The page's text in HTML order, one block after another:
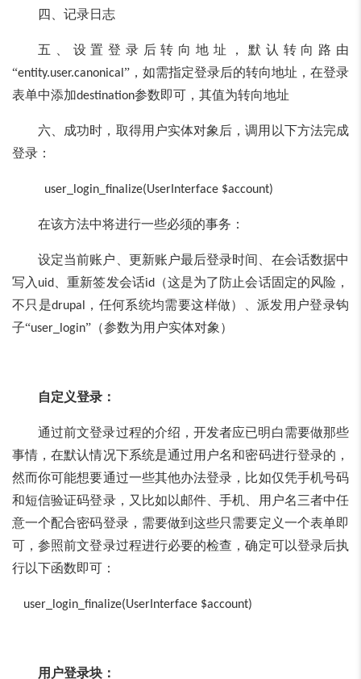
四、记录日志
五、设置登录后转向地址，默认转向路由
“entity.user.canonical ”，如需指定登录后的转向地址，在登录
表单中添加destination参数即可，其值为转向地址
六、成功时，取得用户实体对象后，调用以下方法完成
登录：
user_login_finalize(UserInterface $account)
在该方法中将进行一些必须的事务：
设定当前账户、更新账户最后登录时间、在会话数据中
写入 uid 、重新签发会话id（这是为了防止会话固定的风险，
不只是drupal
，任何系统均需要这样做）、派发用户登录钩
子“user_login”（参数为用户实体对象）
自定义登录：
通过前文登录过程的介绍，开发者应已明白需要做那些
事情，在默认情况下系统是通过用户名和密码进行登录的，
然而你可能想要通过一些其他办法登录，比如仅凭手机号码
和短信验证码登录，又比如以邮件、手机、用户名三者中任
意一个配合密码登录，需要做到这些只需要定义一个表单即
可，参照前文登录过程进行必要的检查，确定可以登录后执
行以下函数即可：
user_login_finalize(UserInterface $account)
用户登录块：